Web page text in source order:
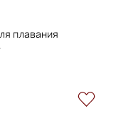
плавания